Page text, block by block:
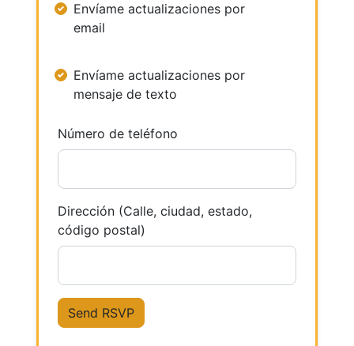
Envíame actualizaciones por
email
Envíame actualizaciones por
mensaje de texto
Número de teléfono
Dirección (Calle, ciudad, estado,
código postal)